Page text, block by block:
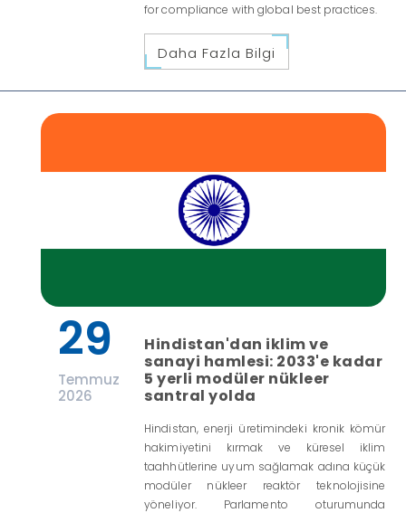
for compliance with global best practices.
Daha Fazla Bilgi
29
Temmuz
2026
Hindistan'dan iklim ve
sanayi hamlesi: 2033'e kadar
5 yerli modüler nükleer
santral yolda
Hindistan, enerji üretimindeki kronik kömür
hakimiyetini kırmak ve küresel iklim
taahhütlerine uyum sağlamak adına küçük
modüler nükleer reaktör teknolojisine
yöneliyor. Parlamento oturumunda